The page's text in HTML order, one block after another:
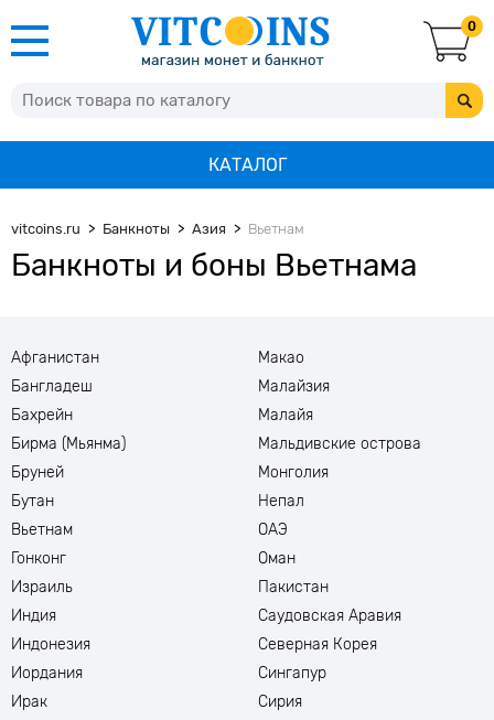
0
КАТАЛОГ
vitcoins.ru Банкноты Азия Вьетнам
Банкноты и боны Вьетнама
Афганистан
Бангладеш
Бахрейн
Бирма (Мьянма)
Бруней
Бутан
Вьетнам
Гонконг
Израиль
Индия
Индонезия
Иордания
Ирак
Макао
Малайзия
Малайя
Мальдивские острова
Монголия
Непал
ОАЭ
Оман
Пакистан
Саудовская Аравия
Северная Корея
Сингапур
Сирия